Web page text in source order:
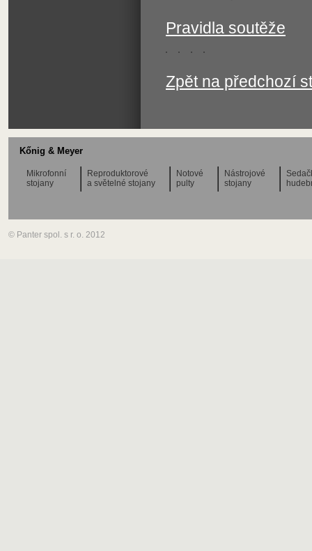
Pravidla soutěže
Zpět na předchozí
Kőnig & Meyer
Mikrofonní
stojany
Reproduktorové
a světelné stojany
Notové
pulty
Nástrojové
stojany
© Panter spol. s r. o. 2012